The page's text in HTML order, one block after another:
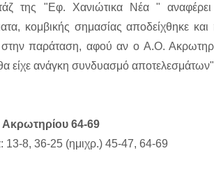
της "Εφ. Χανιώτικα Νέα "
κομβικής σημασίας αποδείχθηκε
στην παράταση, αφού αν ο Α.Ο.
είχε ανάγκη συνδυασμό
64-69
13-8, 36-25 (ημιχρ.) 45-47, 64-69